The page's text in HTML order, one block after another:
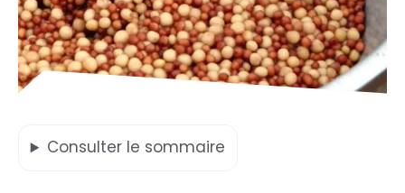
Consulter le sommaire